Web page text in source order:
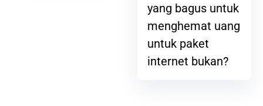
yang bagus untuk
menghemat uang
untuk paket
internet bukan?